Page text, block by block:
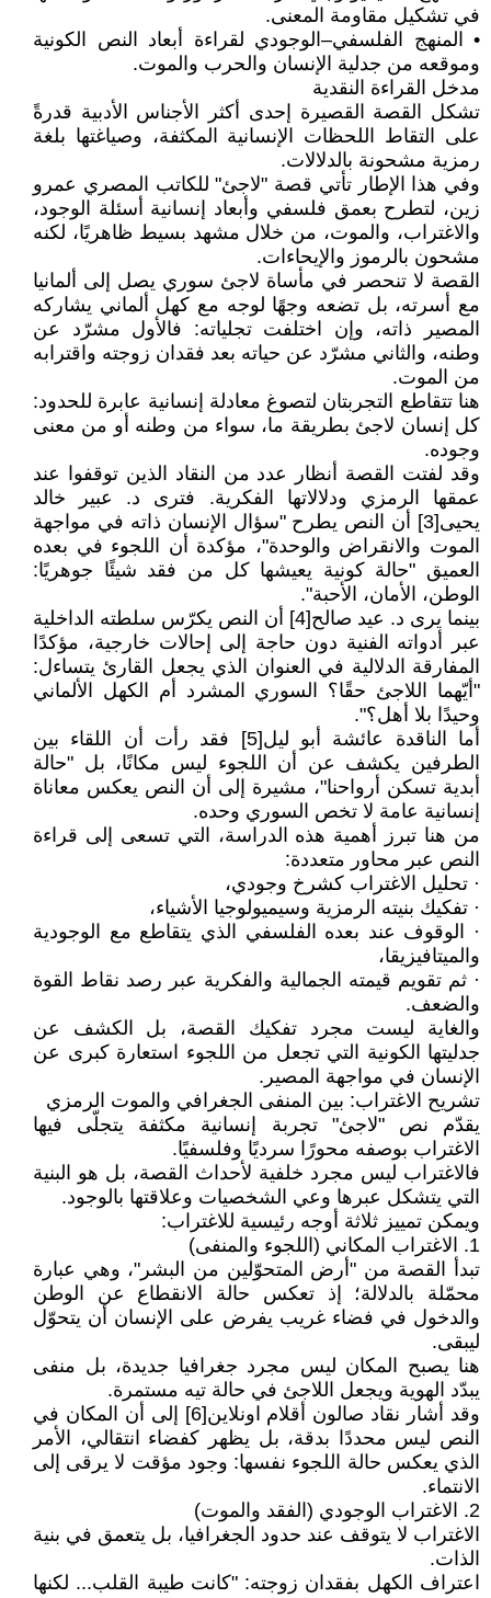
في تشكيل مقاومة المعنى.
• المنهج الفلسفي–الوجودي لقراءة أبعاد النص الكونية
وموقعه من جدلية الإنسان والحرب والموت.
مدخل القراءة النقدية
تشكل القصة القصيرة إحدى أكثر الأجناس الأدبية قدرةً
على التقاط اللحظات الإنسانية المكثفة، وصياغتها بلغة
رمزية مشحونة بالدلالات.
وفي هذا الإطار تأتي قصة "لاجئ" للكاتب المصري عمرو
زين، لتطرح بعمق فلسفي وأبعاد إنسانية أسئلة الوجود،
والاغتراب، والموت، من خلال مشهد بسيط ظاهريًا، لكنه
مشحون بالرموز والإيحاءات.
القصة لا تنحصر في مأساة لاجئ سوري يصل إلى ألمانيا
مع أسرته، بل تضعه وجهًا لوجه مع كهل ألماني يشاركه
المصير ذاته، وإن اختلفت تجلياته: فالأول مشرّد عن
وطنه، والثاني مشرّد عن حياته بعد فقدان زوجته واقترابه
من الموت.
هنا تتقاطع التجربتان لتصوغ معادلة إنسانية عابرة للحدود:
كل إنسان لاجئ بطريقة ما، سواء من وطنه أو من معنى
وجوده.
وقد لفتت القصة أنظار عدد من النقاد الذين توقفوا عند
عمقها الرمزي ودلالاتها الفكرية. فترى د. عبير خالد
يحيى[3] أن النص يطرح "سؤال الإنسان ذاته في مواجهة
الموت والانقراض والوحدة"، مؤكدة أن اللجوء في بعده
العميق "حالة كونية يعيشها كل من فقد شيئًا جوهريًا:
الوطن، الأمان، الأحبة".
بينما يرى د. عيد صالح[4] أن النص يكرّس سلطته الداخلية
عبر أدواته الفنية دون حاجة إلى إحالات خارجية، مؤكدًا
المفارقة الدلالية في العنوان الذي يجعل القارئ يتساءل:
"أيّهما اللاجئ حقًا؟ السوري المشرد أم الكهل الألماني
وحيدًا بلا أهل؟".
أما الناقدة عائشة أبو ليل[5] فقد رأت أن اللقاء بين
الطرفين يكشف عن أن اللجوء ليس مكانًا، بل "حالة
أبدية تسكن أرواحنا"، مشيرة إلى أن النص يعكس معاناة
إنسانية عامة لا تخص السوري وحده.
من هنا تبرز أهمية هذه الدراسة، التي تسعى إلى قراءة
النص عبر محاور متعددة:
· تحليل الاغتراب كشرخ وجودي،
· تفكيك بنيته الرمزية وسيميولوجيا الأشياء،
· الوقوف عند بعده الفلسفي الذي يتقاطع مع الوجودية
والميتافيزيقا،
· ثم تقويم قيمته الجمالية والفكرية عبر رصد نقاط القوة
والضعف.
والغاية ليست مجرد تفكيك القصة، بل الكشف عن
جدليتها الكونية التي تجعل من اللجوء استعارة كبرى عن
الإنسان في مواجهة المصير.
تشريح الاغتراب: بين المنفى الجغرافي والموت الرمزي
يقدّم نص "لاجئ" تجربة إنسانية مكثفة يتجلّى فيها
الاغتراب بوصفه محورًا سرديًا وفلسفيًا.
فالاغتراب ليس مجرد خلفية لأحداث القصة، بل هو البنية
التي يتشكل عبرها وعي الشخصيات وعلاقتها بالوجود.
ويمكن تمييز ثلاثة أوجه رئيسية للاغتراب:
1. الاغتراب المكاني (اللجوء والمنفى)
تبدأ القصة من "أرض المتحوّلين من البشر"، وهي عبارة
محمّلة بالدلالة؛ إذ تعكس حالة الانقطاع عن الوطن
والدخول في فضاء غريب يفرض على الإنسان أن يتحوّل
ليبقى.
هنا يصبح المكان ليس مجرد جغرافيا جديدة، بل منفى
يبدّد الهوية ويجعل اللاجئ في حالة تيه مستمرة.
وقد أشار نقاد صالون أقلام اونلاين[6] إلى أن المكان في
النص ليس محددًا بدقة، بل يظهر كفضاء انتقالي، الأمر
الذي يعكس حالة اللجوء نفسها: وجود مؤقت لا يرقى إلى
الانتماء.
2. الاغتراب الوجودي (الفقد والموت)
الاغتراب لا يتوقف عند حدود الجغرافيا، بل يتعمق في بنية
الذات.
اعتراف الكهل بفقدان زوجته: "كانت طيبة القلب... لكنها